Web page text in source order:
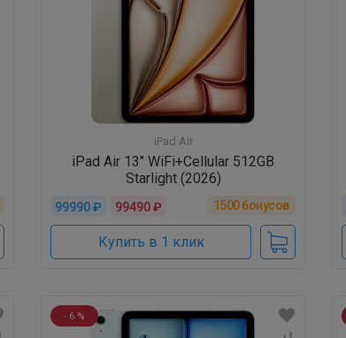
iPad Air
iPad Air 13" WiFi+Cellular 512GB
Starlight (2026)
99990 ₽ 99490 ₽ 1500бонусов
Купить в 1 клик
- 6 %